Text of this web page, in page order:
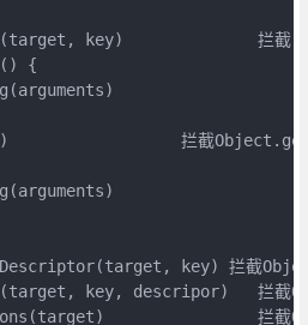
的操作，返回 个布尔值。
{
。
key) 拦截
Object.defineProperty、 Object defineProperties操作
（不可拓展），返回布尔值